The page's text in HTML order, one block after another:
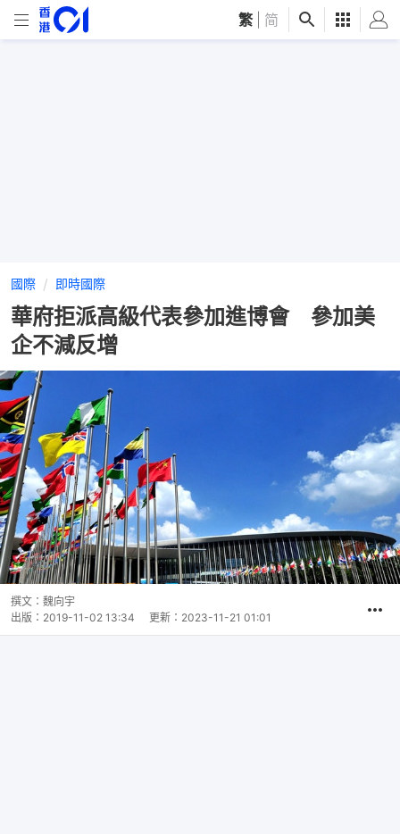
繁 简
國際 即時國際
華府拒派高級代表參加進博會 參加美
企不減反增
撰文： 魏向宇
出版： 2019-11-02 13:34 更新： 2023-11-21 01:01